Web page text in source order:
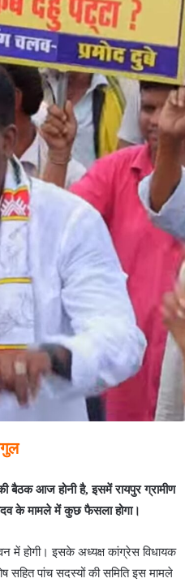
बैठक आज होनी है, इसमें रायपुर ग्रामीण
के मामले में कुछ फैसला होगा।
में होगी। इसके अध्यक्ष कांग्रेस विधायक
सहित पांच सदस्यों की समिति इस मामले